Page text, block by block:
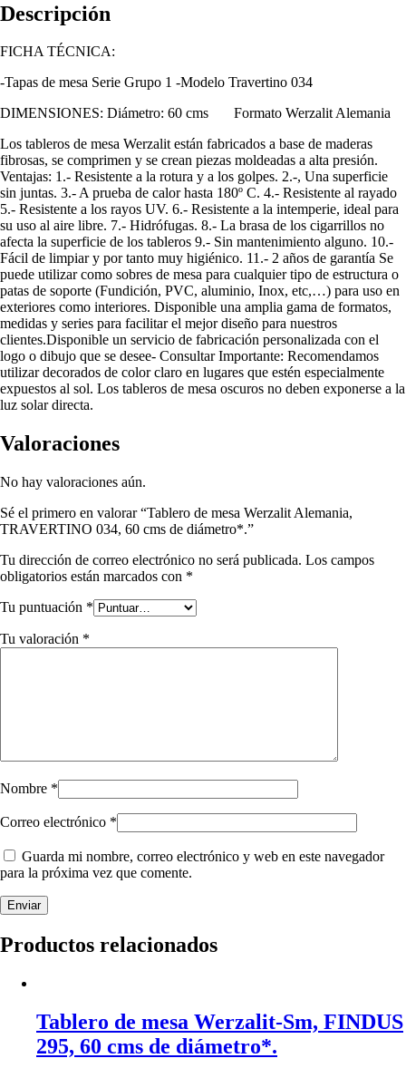
Descripción
FICHA TÉCNICA:
-Tapas de mesa Serie Grupo 1 -Modelo Travertino 034
DIMENSIONES: Diámetro: 60 cms Formato Werzalit Alemania
Los tableros de mesa Werzalit están fabricados a base de maderas
fibrosas, se comprimen y se crean piezas moldeadas a alta presión.
Ventajas: 1.- Resistente a la rotura y a los golpes. 2.-, Una superficie
sin juntas. 3.- A prueba de calor hasta 180º C. 4.- Resistente al rayado
5.- Resistente a los rayos UV. 6.- Resistente a la intemperie, ideal para
su uso al aire libre. 7.- Hidrófugas. 8.- La brasa de los cigarrillos no
afecta la superficie de los tableros 9.- Sin mantenimiento alguno. 10.-
Fácil de limpiar y por tanto muy higiénico. 11.- 2 años de garantía Se
puede utilizar como sobres de mesa para cualquier tipo de estructura o
patas de soporte (Fundición, PVC, aluminio, Inox, etc,…) para uso en
exteriores como interiores. Disponible una amplia gama de formatos,
medidas y series para facilitar el mejor diseño para nuestros
clientes.Disponible un servicio de fabricación personalizada con el
logo o dibujo que se desee- Consultar Importante: Recomendamos
utilizar decorados de color claro en lugares que estén especialmente
expuestos al sol. Los tableros de mesa oscuros no deben exponerse a la
luz solar directa.
Valoraciones
No hay valoraciones aún.
Sé el primero en valorar “Tablero de mesa Werzalit Alemania,
TRAVERTINO 034, 60 cms de diámetro*.”
Tu dirección de correo electrónico no será publicada. Los campos
obligatorios están marcados con *
Tu puntuación *
Tu valoración *
Nombre *
Correo electrónico *
Guarda mi nombre, correo electrónico y web en este navegador
para la próxima vez que comente.
Productos relacionados
Tablero de mesa Werzalit-Sm, FINDUS
295, 60 cms de diámetro*.